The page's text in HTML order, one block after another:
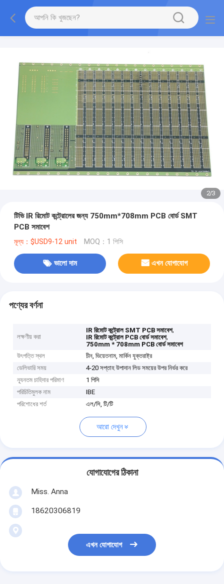
2/3
টিভি IR রিমোট কন্ট্রোলের জন্য 750mm*708mm PCB বোর্ড SMT
PCB সমাবেশ
মূল্য：$USD9-12 unit MOQ：1 পিসি
ভালো দাম এখন যোগাযোগ
পণ্যের বর্ণনা
লক্ষণীয় করা
IR রিমোট কন্ট্রোল SMT PCB সমাবেশ,
IR রিমোট কন্ট্রোল PCB বোর্ড সমাবেশ,
750mm * 708mm PCB বোর্ড সমাবেশ
উৎপত্তি স্থল
চীন, ভিয়েতনাম, মার্কিন যুক্তরাষ্ট্র
ডেলিভারি সময়
4-20 সপ্তাহ উপাদান লিড সময়ের উপর নির্ভর করে
ন্যূনতম চাহিদার পরিমাণ
1 পিসি
পরিচিতিমুলক নাম
IBE
পরিশোধের শর্ত
এল/সি, টি/টি
আরো দেখুন
যোগাযোগের ঠিকানা
Miss. Anna
18620306819
এখন যোগাযোগ